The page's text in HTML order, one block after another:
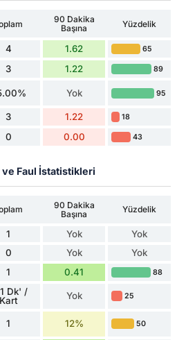
90 Dakika
Başına
Yüzdelik
4 1.62 65
3 1.22 89
Yok 95
3 1.22 18
0 0.00 43
ve Faul İstatistikleri
90 Dakika
Başına
Yüzdelik
1 Yok Yok
0 Yok Yok
1 0.41 88
Dk' /
Kart
Yok 25
1 12% 50